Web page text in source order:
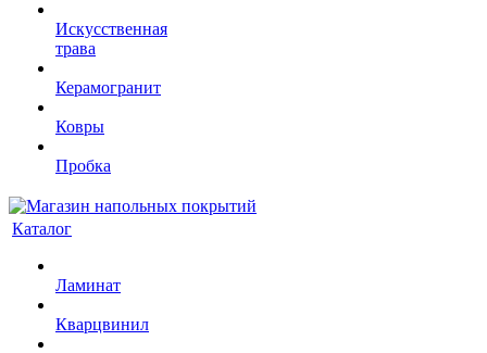
Искусственная
трава
Керамогранит
Ковры
Пробка
Каталог
Ламинат
Кварцвинил